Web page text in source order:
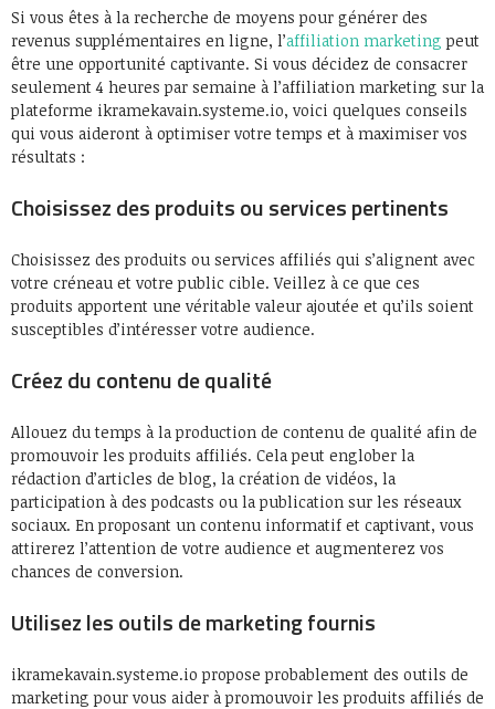
Si vous êtes à la recherche de moyens pour générer des
revenus supplémentaires en ligne, l’affiliation marketing peut
être une opportunité captivante. Si vous décidez de consacrer
seulement 4 heures par semaine à l’affiliation marketing sur la
plateforme ikramekavain.systeme.io, voici quelques conseils
qui vous aideront à optimiser votre temps et à maximiser vos
résultats :
Choisissez des produits ou services pertinents
Choisissez des produits ou services affiliés qui s’alignent avec
votre créneau et votre public cible. Veillez à ce que ces
produits apportent une véritable valeur ajoutée et qu’ils soient
susceptibles d’intéresser votre audience.
Créez du contenu de qualité
Allouez du temps à la production de contenu de qualité afin de
promouvoir les produits affiliés. Cela peut englober la
rédaction d’articles de blog, la création de vidéos, la
participation à des podcasts ou la publication sur les réseaux
sociaux. En proposant un contenu informatif et captivant, vous
attirerez l’attention de votre audience et augmenterez vos
chances de conversion.
Utilisez les outils de marketing fournis
ikramekavain.systeme.io propose probablement des outils de
marketing pour vous aider à promouvoir les produits affiliés de